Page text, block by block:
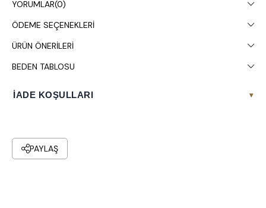
YORUMLAR(0)
ÖDEME SEÇENEKLERI
ÜRÜN ÖNERILERI
BEDEN TABLOSU
İADE KOŞULLARI ▾
PAYLAŞ